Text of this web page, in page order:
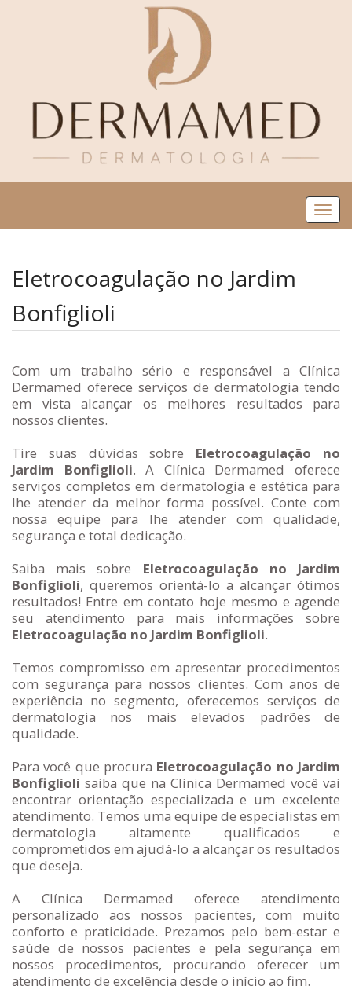
Eletrocoagulação no Jardim
Bonfiglioli
Com um trabalho sério e responsável a Clínica
Dermamed oferece serviços de dermatologia tendo
em vista alcançar os melhores resultados para
nossos clientes.
Tire suas dúvidas sobre Eletrocoagulação no
Jardim Bonfiglioli. A Clínica Dermamed oferece
serviços completos em dermatologia e estética para
lhe atender da melhor forma possível. Conte com
nossa equipe para lhe atender com qualidade,
segurança e total dedicação.
Saiba mais sobre Eletrocoagulação no Jardim
Bonfiglioli, queremos orientá-lo a alcançar ótimos
resultados! Entre em contato hoje mesmo e agende
seu atendimento para mais informações sobre
Eletrocoagulação no Jardim Bonfiglioli.
Temos compromisso em apresentar procedimentos
com segurança para nossos clientes. Com anos de
experiência no segmento, oferecemos serviços de
dermatologia nos mais elevados padrões de
qualidade.
Para você que procura Eletrocoagulação no Jardim
Bonfiglioli saiba que na Clínica Dermamed você vai
encontrar orientação especializada e um excelente
atendimento. Temos uma equipe de especialistas em
dermatologia altamente qualificados e
comprometidos em ajudá-lo a alcançar os resultados
que deseja.
A Clínica Dermamed oferece atendimento
personalizado aos nossos pacientes, com muito
conforto e praticidade. Prezamos pelo bem-estar e
saúde de nossos pacientes e pela segurança em
nossos procedimentos, procurando oferecer um
atendimento de excelência desde o início ao fim.